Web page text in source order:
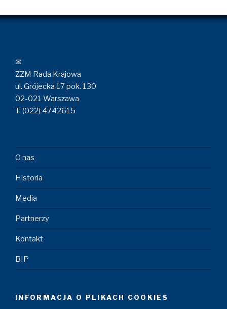
✉
ZZM Rada Krajowa
ul. Grójecka 17 pok. 130
02-021 Warszawa
T: (022) 4742615
O nas
Historia
Media
Partnerzy
Kontakt
BIP
INFORMACJA O PLIKACH COOKIES